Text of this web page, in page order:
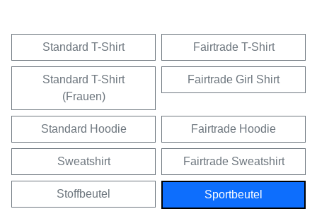
Standard T-Shirt Fairtrade T-Shirt
Standard T-Shirt
(Frauen)
Fairtrade Girl Shirt
Standard Hoodie Fairtrade Hoodie
Sweatshirt Fairtrade Sweatshirt
Stoffbeutel Sportbeutel